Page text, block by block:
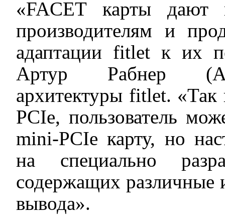
«FACET карты дают
производителям и
адаптации fitlet к их
Артур Рабнер
архитектуры fitlet.
PCIe, пользователь
mini-PCIe карту, но
на специально
содержащих различные
вывода».